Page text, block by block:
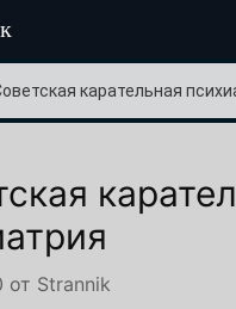
карательная
от Strannik